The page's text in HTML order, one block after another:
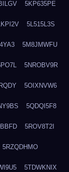
5KP635PE
5L515L3S
5M8JMWFU
5NROBV9R
5OIXNVW6
5QDQI5F8
5ROV8T2I
5RZQDHMO
5TDWKNIX